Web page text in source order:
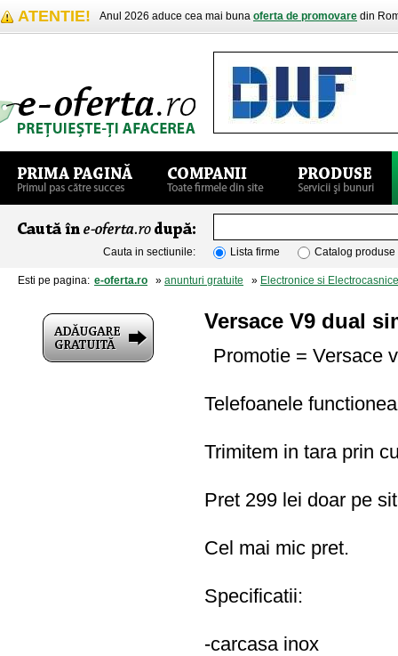
ATENTIE! Anul 2026 aduce cea mai buna oferta de promovare din
Cauta in sectiunile: Lista firme Catalog produse
Esti pe pagina: e-oferta.ro » anunturi gratuite » Electronice si Electrocasnice
Versace V9 dual
Promotie = Versace
Telefoanele
Trimitem in tara prin
Pret 299 lei doar pe
Cel mai mic pret.
Specificatii:
-carcasa inox